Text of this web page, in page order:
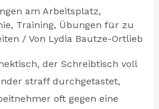
am Arbeitsplatz,
, Training, Übungen für zu
/ Von Lydia Bautze-Ortlieb
der Schreibtisch voll
straff durchgetastet,
oft gegen eine